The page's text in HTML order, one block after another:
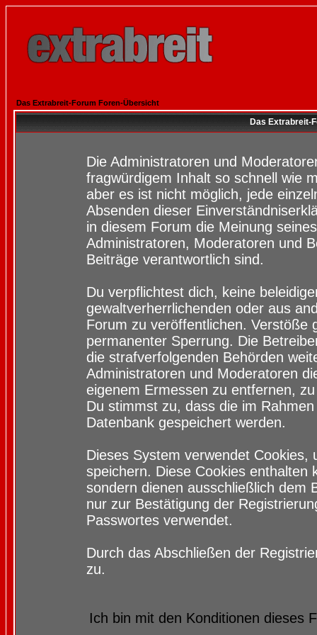
Das Extrabreit-Forum Foren-Übersicht
Das Extrabreit-
Die Administratoren und
fragwürdigem Inhalt so schnell wie
aber es ist nicht möglich, jede
Absenden dieser
in diesem Forum die Meinung
Administratoren, Moderatoren und
Beiträge verantwortlich sind.
Du verpflichtest dich, keine
gewaltverherrlichenden oder aus
Forum zu veröffentlichen. Verstöße
permanenter Sperrung. Die
die strafverfolgenden Behörden
Administratoren und Moderatoren
eigenem Ermessen zu entfernen,
Du stimmst zu, dass die im
Datenbank gespeichert werden.
Dieses System verwendet
speichern. Diese Cookies enthalten
sondern dienen ausschließlich dem
nur zur Bestätigung der
Passwortes verwendet.
Durch das Abschließen der
zu.
Ich bin mit den Konditionen dieses